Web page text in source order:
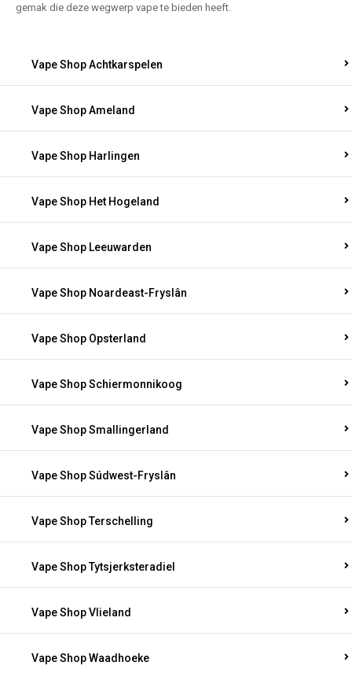
gemak die deze wegwerp vape te bieden heeft.
Vape Shop Achtkarspelen
Vape Shop Ameland
Vape Shop Harlingen
Vape Shop Het Hogeland
Vape Shop Leeuwarden
Vape Shop Noardeast-Fryslân
Vape Shop Opsterland
Vape Shop Schiermonnikoog
Vape Shop Smallingerland
Vape Shop Súdwest-Fryslân
Vape Shop Terschelling
Vape Shop Tytsjerksteradiel
Vape Shop Vlieland
Vape Shop Waadhoeke